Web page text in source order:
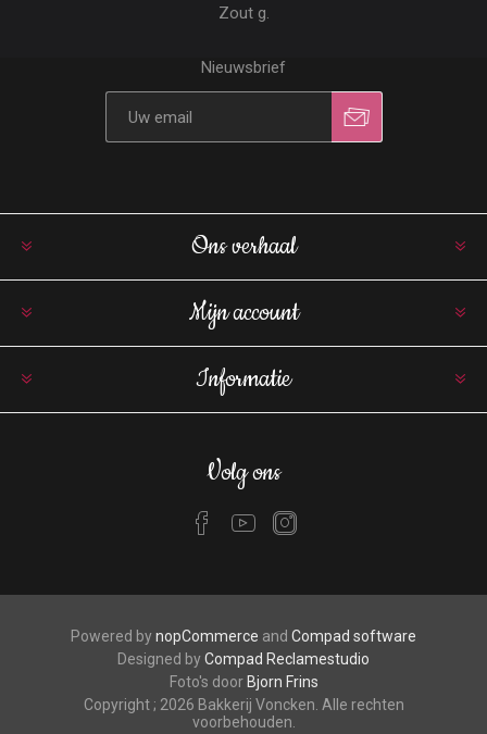
Zout g.
Nieuwsbrief
Ons verhaal
Mijn account
Informatie
Volg ons
Powered bynopCommerce and Compad software
Designed byCompad Reclamestudio
Foto's door Bjorn Frins
Copyright ; 2026 Bakkerij Voncken. Alle rechten
voorbehouden.